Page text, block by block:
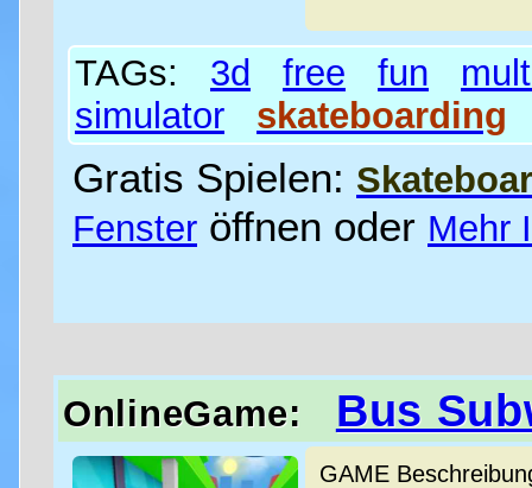
TAGs: 3d free fun
simulator
skateboarding
Gratis Spielen:
Fenster öffnen oder Mehr
OnlineGame: Bus
GAME